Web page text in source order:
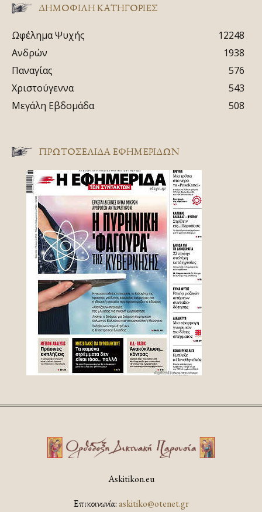
ΔΗΜΟΦΙΛΗ ΚΑΤΗΓΟΡΙΕΣ
Ωφέλημα Ψυχής
12248
Ανδρών
1938
Παναγίας
576
Χριστούγεννα
543
Μεγάλη Εβδομάδα
508
ΠΡΩΤΟΣΈΛΙΔΑ ΕΦΗΜΕΡΊΔΩΝ
Askitikon.eu
Επικοινωνία:askitiko@otenet.gr